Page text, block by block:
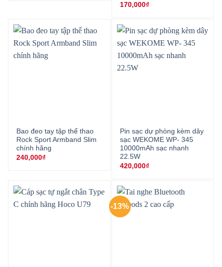
170,000₫
Bao đeo tay tập thể thao
Rock Sport Armband Slim
chính hãng
240,000₫
Pin sạc dự phòng kèm dây
sạc WEKOME WP- 345
10000mAh sạc nhanh
22.5W
420,000₫
-13%